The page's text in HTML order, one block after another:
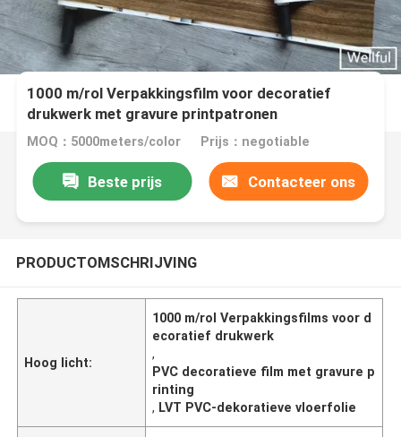
1000 m/rol Verpakkingsfilm voor decoratief
drukwerk met gravure printpatronen
MOQ：5000meters/color Prijs：negotiable
Beste prijs Contacteer ons
PRODUCTOMSCHRIJVING
Hoog licht:
1000 m/rol Verpakkingsfilms voor d
ecoratief drukwerk
,
PVC decoratieve film met gravure p
rinting
, LVT PVC-dekoratieve vloerfolie